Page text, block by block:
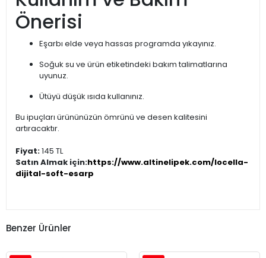
Önerisi
Eşarbı elde veya hassas programda yıkayınız.
Soğuk su ve ürün etiketindeki bakım talimatlarına
uyunuz.
Ütüyü düşük ısıda kullanınız.
Bu ipuçları ürününüzün ömrünü ve desen kalitesini
artıracaktır.
Fiyat:145 TL
Satın Almak için:https://www.altinelipek.com/locella-
dijital-soft-esarp
Benzer Ürünler